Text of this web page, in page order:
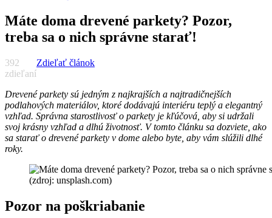
Máte doma drevené parkety? Pozor,
treba sa o nich správne starať!
392
zdieľaní
Zdieľať článok
Drevené parkety sú jedným z najkrajších a najtradičnejších
podlahových materiálov, ktoré dodávajú interiéru teplý a elegantný
vzhľad. Správna starostlivosť o parkety je kľúčová, aby si udržali
svoj krásny vzhľad a dlhú životnosť. V tomto článku sa dozviete, ako
sa starať o drevené parkety v dome alebo byte, aby vám slúžili dlhé
roky.
(zdroj: unsplash.com)
Pozor na poškriabanie